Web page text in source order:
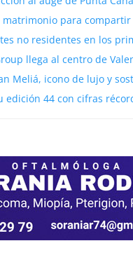
para
no residentes en los
llega al centro de
Meliá, icono de lujo y
edición 44 con cifras